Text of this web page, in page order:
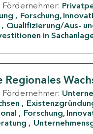
Fördernehmer:
Forschung,
Qualifizierung/Aus-
in
Fördernehmer:
Forschung,